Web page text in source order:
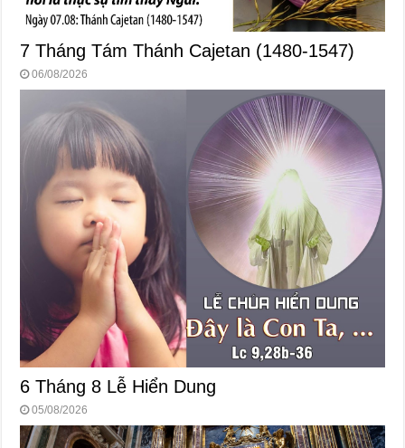
7 Tháng Tám Thánh Cajetan (1480-1547)
06/08/2026
6 Tháng 8 Lễ Hiển Dung
05/08/2026